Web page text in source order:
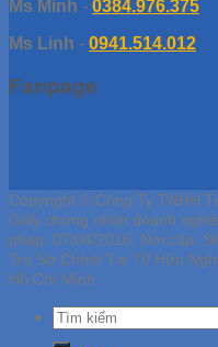
Ms Minh - 0384.976.375
Ms Linh - 0941.514.012
Fanpage
Copyright © Công Ty TNHH
Giấy chứng nhận doanh
phép: 07/04/2016, Nơi cấp:
Trụ Sở Chính Tại 70 Hữu
Hồ Chí Minh